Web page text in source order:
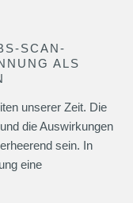
SCAN-
ALS
unserer Zeit. Die
die Auswirkungen
sein. In
eine